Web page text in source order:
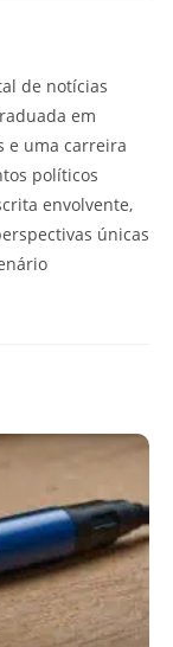
de notícias
em
e uma carreira
políticos
envolvente,
únicas